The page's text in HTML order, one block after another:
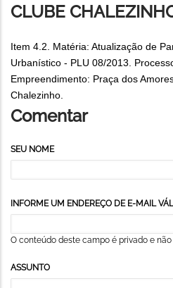
CLUBE
Item 4.2. Matéria: Atualização de
Urbanístico - PLU 08/2013.
Empreendimento: Praça dos
Chalezinho.
Comentar
SEU NOME
INFORME UM ENDEREÇO DE E-MAIL
O conteúdo deste campo é privado e
ASSUNTO